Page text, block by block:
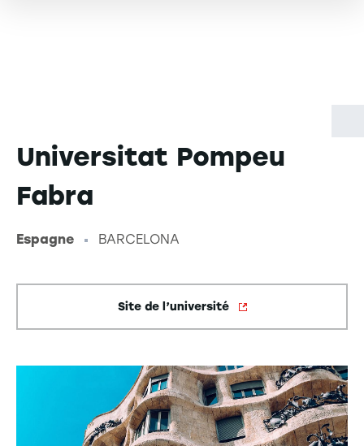
Universitat Pompeu
Fabra
Espagne BARCELONA
Site de l’université